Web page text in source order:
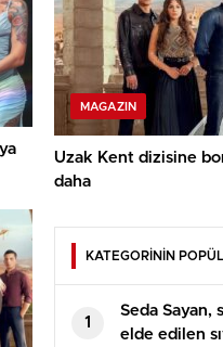
MAGAZIN
Uzak Kent dizisine
daha
KATEGORİNİN
1
Seda Sayan,
elde edilen